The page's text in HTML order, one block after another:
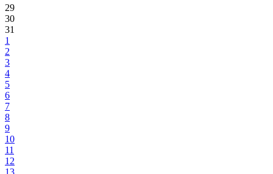
29
30
31
1
2
3
4
5
6
7
8
9
10
11
12